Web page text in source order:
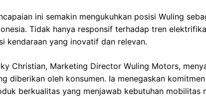
ini semakin mengukuhkan posisi Wuling
Tidak hanya responsif terhadap tren
kendaraan yang inovatif dan relevan.
Christian, Marketing Director Wuling Motors,
diberikan oleh konsumen. Ia menegaskan
berkualitas yang menjawab kebutuhan mobilitas